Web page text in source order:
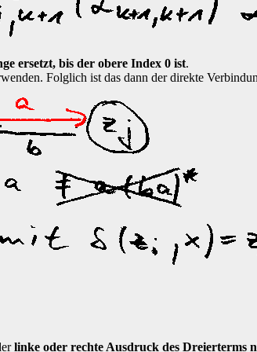
ersetzt, bis der obere Index 0 ist.
Folglich ist das dann der direkte
linke oder rechte Ausdruck des Dreierterms